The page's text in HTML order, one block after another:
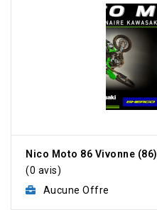
Nico Moto 86 Vivonne (86)
(0 avis)
Aucune Offre